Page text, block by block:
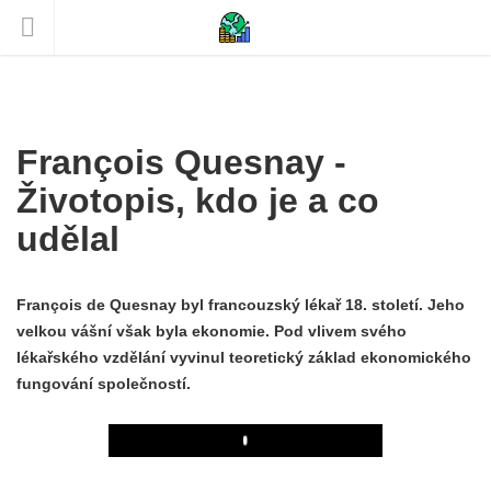
François Quesnay -
Životopis, kdo je a co
udělal
François de Quesnay byl francouzský lékař 18. století. Jeho
velkou vášní však byla ekonomie. Pod vlivem svého
lékařského vzdělání vyvinul teoretický základ ekonomického
fungování společností.
Play